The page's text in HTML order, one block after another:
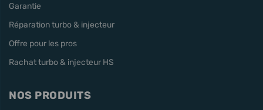
Garantie
Réparation turbo & injecteur
Offre pour les pros
Rachat turbo & injecteur HS
NOS PRODUITS